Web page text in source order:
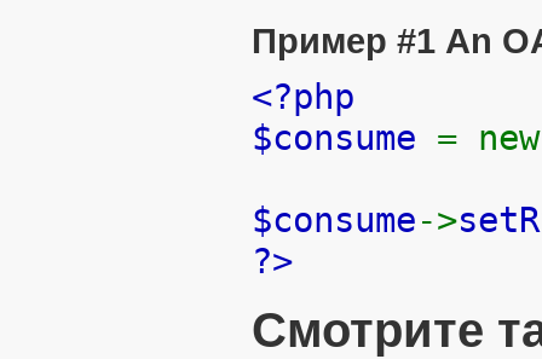
Пример #1 An
<?php
$consume =
$consume->
?>
Смотрите